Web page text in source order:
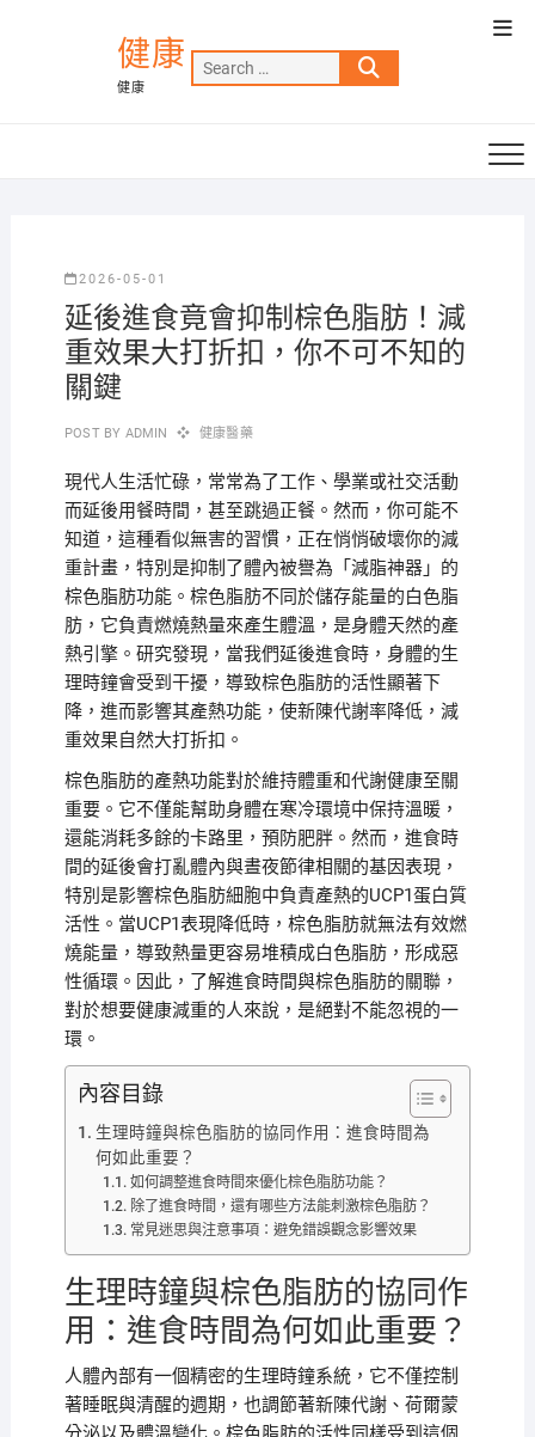
健康
健康
Search
…
2026-05-01
延後進食竟會抑制棕色脂肪！減
重效果大打折扣，你不可不知的
關鍵
POST BY ADMIN 健康醫藥
現代人生活忙碌，常常為了工作、學業或社交活動
而延後用餐時間，甚至跳過正餐。然而，你可能不
知道，這種看似無害的習慣，正在悄悄破壞你的減
重計畫，特別是抑制了體內被譽為「減脂神器」的
棕色脂肪功能。棕色脂肪不同於儲存能量的白色脂
肪，它負責燃燒熱量來產生體溫，是身體天然的產
熱引擎。研究發現，當我們延後進食時，身體的生
理時鐘會受到干擾，導致棕色脂肪的活性顯著下
降，進而影響其產熱功能，使新陳代謝率降低，減
重效果自然大打折扣。
棕色脂肪的產熱功能對於維持體重和代謝健康至關
重要。它不僅能幫助身體在寒冷環境中保持溫暖，
還能消耗多餘的卡路里，預防肥胖。然而，進食時
間的延後會打亂體內與晝夜節律相關的基因表現，
特別是影響棕色脂肪細胞中負責產熱的UCP1蛋白質
活性。當UCP1表現降低時，棕色脂肪就無法有效燃
燒能量，導致熱量更容易堆積成白色脂肪，形成惡
性循環。因此，了解進食時間與棕色脂肪的關聯，
對於想要健康減重的人來說，是絕對不能忽視的一
環。
內容目錄
生理時鐘與棕色脂肪的協同作用：進食時間為
何如此重要？
如何調整進食時間來優化棕色脂肪功能？
除了進食時間，還有哪些方法能刺激棕色脂肪？
常見迷思與注意事項：避免錯誤觀念影響效果
生理時鐘與棕色脂肪的協同作
用：進食時間為何如此重要？
人體內部有一個精密的生理時鐘系統，它不僅控制
著睡眠與清醒的週期，也調節著新陳代謝、荷爾蒙